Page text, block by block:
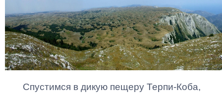
Спустимся в дикую пещеру Терпи-Коба,